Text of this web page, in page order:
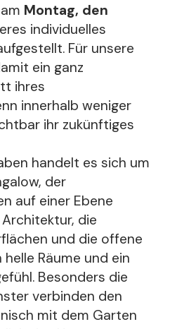
Montag, den
individuelles
Für unsere
ein ganz
ihres
innerhalb weniger
ihr zukünftiges
handelt es sich um
der
auf einer Ebene
die
und die offene
Räume und ein
Besonders die
verbinden den
mit dem Garten